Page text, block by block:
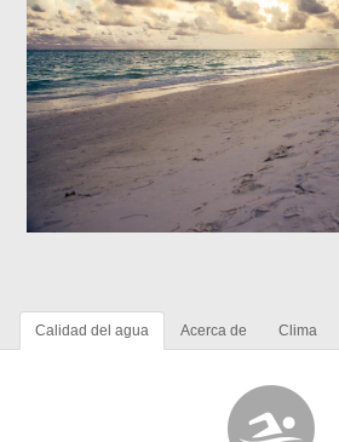
Calidad del agua Acerca de Clima